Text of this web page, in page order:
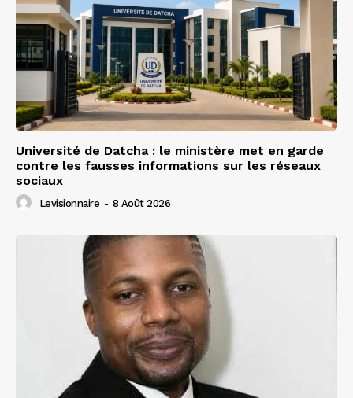
Université de Datcha : le ministère met en garde
contre les fausses informations sur les réseaux
sociaux
Levisionnaire - 8 Août 2026